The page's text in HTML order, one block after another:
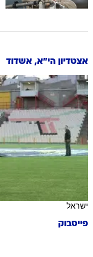
אצטדיון הי"א, אשדוד
ישראל
פייסבוק